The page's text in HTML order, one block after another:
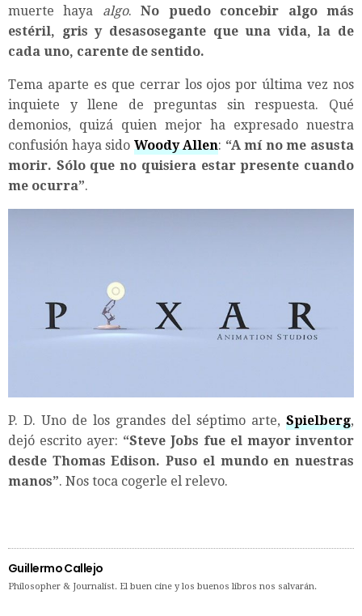
muerte haya algo.No puedo concebir algo más
estéril, gris y desasosegante que una vida, la de
cada uno, carente de sentido.
Tema aparte es que cerrar los ojos por última vez nos
inquiete y llene de preguntas sin respuesta. Qué
demonios, quizá quien mejor ha expresado nuestra
confusión haya sido Woody Allen: “A mí no me asusta
morir. Sólo que no quisiera estar presente cuando
me ocurra”.
P. D. Uno de los grandes del séptimo arte, Spielberg,
dejó escrito ayer: “Steve Jobs fue el mayor inventor
desde Thomas Edison. Puso el mundo en nuestras
manos”. Nos toca cogerle el relevo.
Guillermo Callejo
Philosopher & Journalist. El buen cine y los buenos libros nos salvarán.